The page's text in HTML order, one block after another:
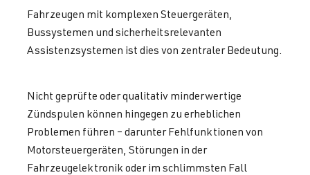
Fahrzeugen mit komplexen Steuergeräten,
Bussystemen und sicherheitsrelevanten
Assistenzsystemen ist dies von zentraler Bedeutung.
Nicht geprüfte oder qualitativ minderwertige
Zündspulen können hingegen zu erheblichen
Problemen führen – darunter Fehlfunktionen von
Motorsteuergeräten, Störungen in der
Fahrzeugelektronik oder im schlimmsten Fall